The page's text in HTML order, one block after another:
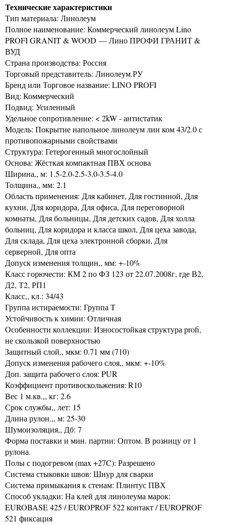
Технические характеристики
Тип материала: Линолеум
Полное наименование: Коммерческий линолеум Lino
PROFI GRANIT & WOOD — Лино ПРОФИ ГРАНИТ &
ВУД
Страна производства: Россия
Торговый представитель: Линолеум.РУ
Бренд или Торговое название: LINO PROFI
Вид: Коммерческий
Подвид: Усиленный
Удельное сопротивление: < 2kW - антистатик
Модель: Покрытие напольное линолеум лин ком 43/2.0 с
противопожарными свойствами
Структура: Гетерогенный многослойный
Основа: Жёсткая компактная ПВХ основа
Ширина,, м: 1.5-2.0-2.5-3.0-3.5-4.0
Толщина,, мм: 2.1
Область применения: Для кабинет, Для гостинной, Для
кухни, Для коридора, Для офиса, Для переговорной
комнаты, Для больницы, Для детских садов, Для холла
больниц, Для коридора и класса школ, Для цеха завода,
Для склада, Для цеха электронной сборки, Для
серверной, Для опта
Допуск изменения толщин,, мм: +-10%
Класс горючести: КМ 2 по ФЗ 123 от 22.07.2008г, где В2,
Д2, Т2, РП1
Класс,, кл.: 34/43
Группа истираемости: Группа Т
Устойчивость к химии: Отличная
Особенности коллекции: Износостойкая структура profi,
не скользкой поверхностью
Защитный слой,, мкм: 0.71 мм (710)
Допуск изменения рабочего слоя,, мкм: +-10%
Доп. защита рабочего слоя: PUR
Коэффициент противоскольжения: R10
Вес 1 м.кв.,, кг: 2.6
Срок службы,, лет: 15
Длина рулон.,, м: 25-30
Шумоизоляция,, Дб: 7
Форма поставки и мин. партии: Оптом. В розницу от 1
рулона.
Полы с подогревом (max +27C): Разрешено
Система стыковки швов: Шнур для сварки
Система примыкания к стенам: Плинтус ПВХ
Способ укладки: На клей для линолеума марок:
EUROBASE 425 / EUROPROF 522 контакт / EUROPROF
521 фиксация